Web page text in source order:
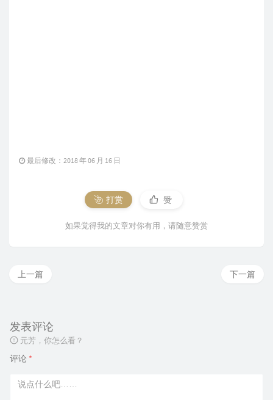
最后修改：2018 年 06 月 16 日
打赏 赞
如果觉得我的文章对你有用，请随意赞赏
下一篇
上一篇
发表评论
元芳，你怎么看？
评论 *